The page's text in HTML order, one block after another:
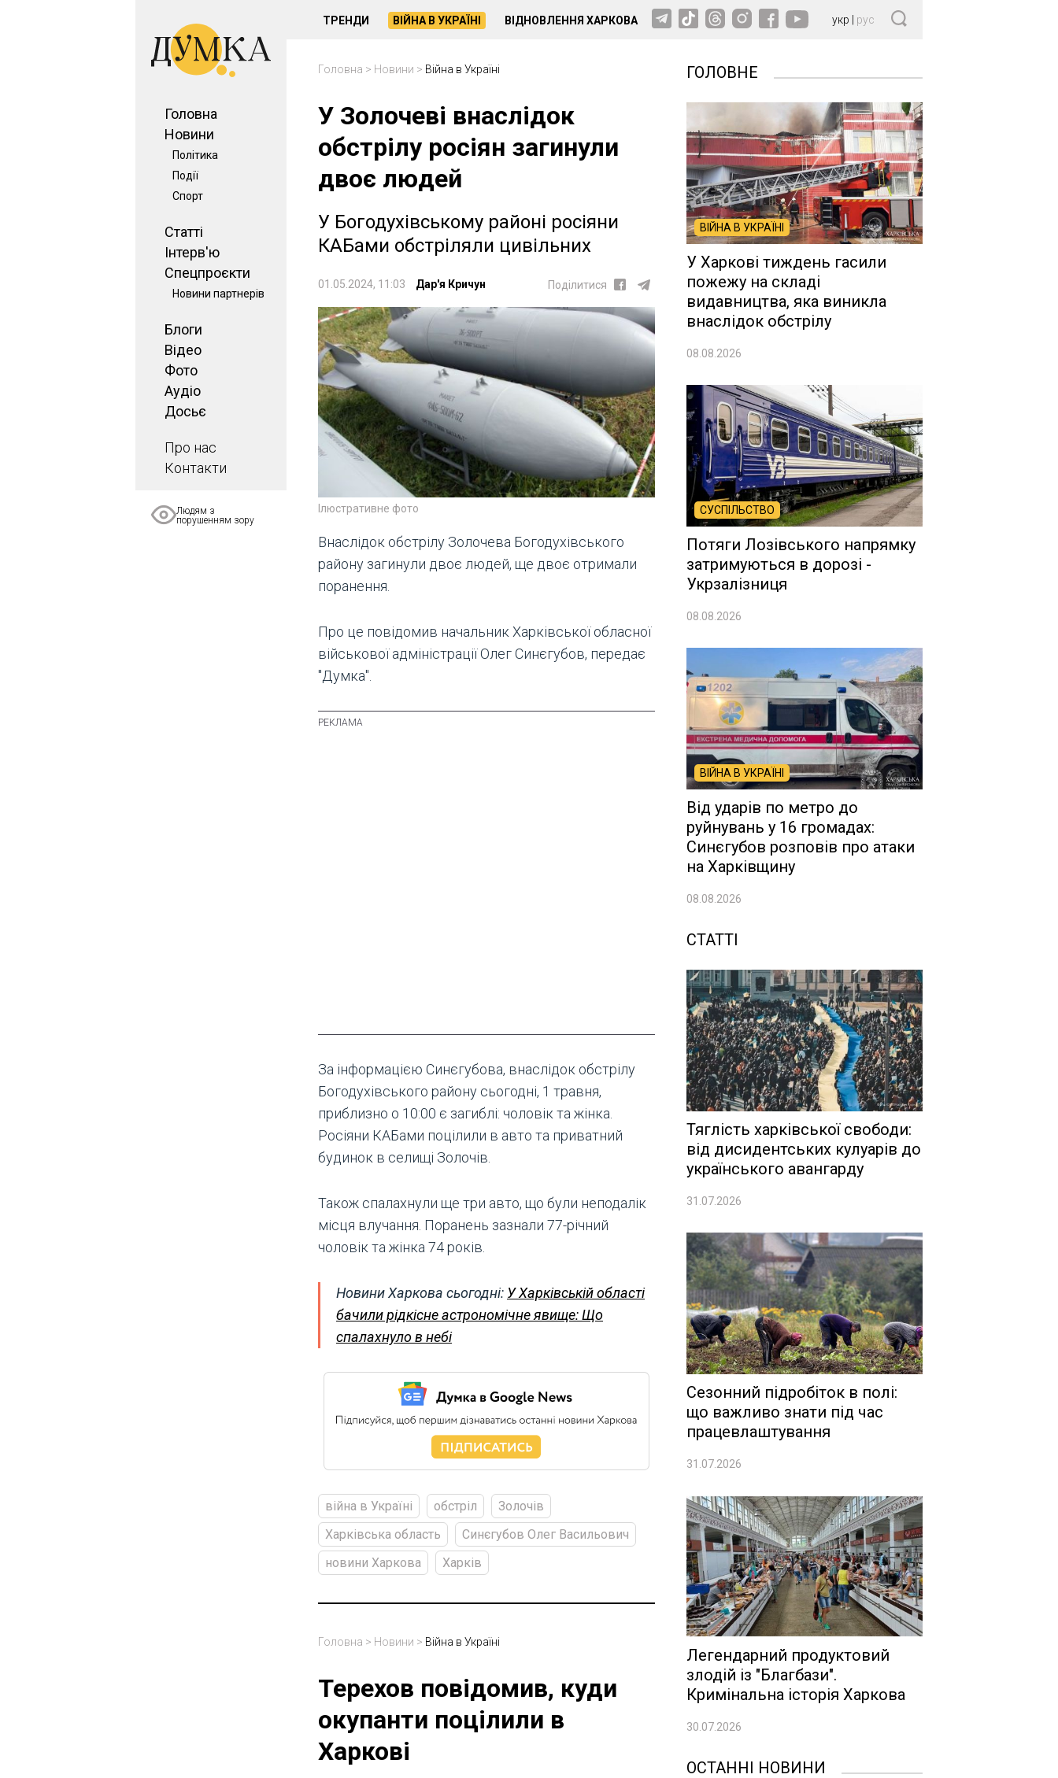
Головна
Новини
Політика
Події
Спорт
Статті
Інтерв'ю
Спецпроєкти
Новини партнерів
Блоги
Відео
Фото
Аудіо
Досьє
Про нас
Контакти
Людям з
порушенням зору
ТРЕНДИ ВІЙНА В УКРАЇНІ ВІДНОВЛЕННЯ ХАРКОВА укр рус
Головна > Новини > Війна в Україні
У Золочеві внаслідок
обстрілу росіян загинули
двоє людей
У Богодухівському районі росіяни
КАБами обстріляли цивільних
01.05.2024, 11:03 Дар'я Кричун Поділитися
Ілюстративне фото
Внаслідок обстрілу Золочева Богодухівського
району загинули двоє людей, ще двоє отримали
поранення.
Про це повідомив начальник Харківської обласної
військової адміністрації Олег Синєгубов, передає
"Думка".
За інформацією Синєгубова, внаслідок обстрілу
Богодухівського району сьогодні, 1 травня,
приблизно о 10:00 є загиблі: чоловік та жінка.
Росіяни КАБами поцілили в авто та приватний
будинок в селищі Золочів.
Також спалахнули ще три авто, що були неподалік
місця влучання. Поранень зазнали 77-річний
чоловік та жінка 74 років.
Новини Харкова сьогодні: У Харківській області
бачили рідкісне астрономічне явище: Що
спалахнуло в небі
війна в Україні обстріл
Золочів
Харківська область
Синєгубов Олег Васильович
новини Харкова
Харків
Головна > Новини > Війна в Україні
Терехов повідомив, куди
окупанти поцілили в
Харкові
ГОЛОВНЕ
ВІЙНА В УКРАЇНІ
У Харкові тиждень гасили
пожежу на складі
видавництва, яка виникла
внаслідок обстрілу
08.08.2026
СУСПІЛЬСТВО
Потяги Лозівського напрямку
затримуються в дорозі -
Укрзалізниця
08.08.2026
ВІЙНА В УКРАЇНІ
Від ударів по метро до
руйнувань у 16 громадах:
Синєгубов розповів про атаки
на Харківщину
08.08.2026
СТАТТІ
Тяглість харківської свободи:
від дисидентських кулуарів до
українського авангарду
31.07.2026
Сезонний підробіток в полі:
що важливо знати під час
працевлаштування
31.07.2026
Легендарний продуктовий
злодій із "Благбази".
Кримінальна історія Харкова
30.07.2026
ОСТАННІ НОВИНИ